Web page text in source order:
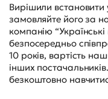
Вирішили встановити
замовляйте його за
компанію
безпосередньо
10 років, вартість
інших
безкоштовно